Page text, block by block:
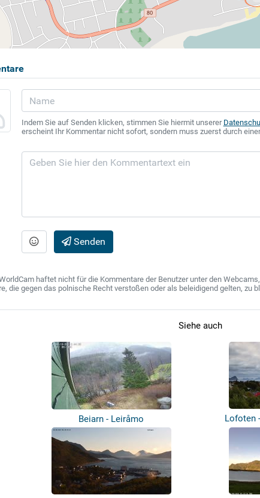
Indem Sie auf Senden klicken, stimmen Sie hiermit unserer
erscheint Ihr Kommentar nicht sofort, sondern muss zuerst durch
Senden
haftet nicht für die Kommentare der Benutzer unter den
die gegen das polnische Recht verstoßen oder als beleidigend gelten, zu
Siehe auch
Beiarn - Leiråmo Lofoten